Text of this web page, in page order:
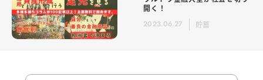
開く！
2023.06.27 貯蓄